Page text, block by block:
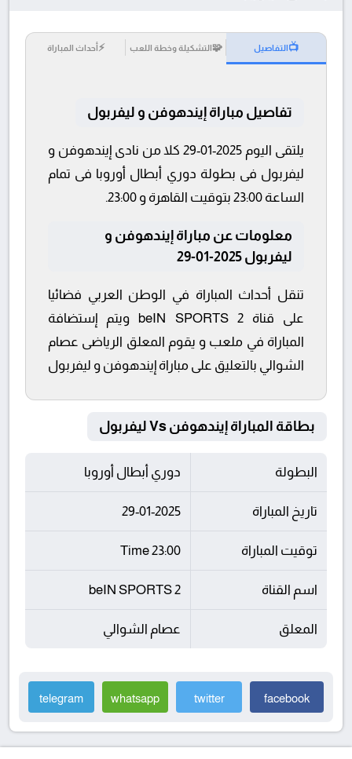
📺التفاصيل 🧩التشكيلة وخطة اللعب ⚡أحداث المباراة
تفاصيل مباراة إيندهوفن و ليفربول
يلتقى اليوم 2025-01-29 كلا من نادى إيندهوفن و
ليفربول فى بطولة دوري أبطال أوروبا فى تمام
الساعة 23:00 بتوقيت القاهرة و 23:00.
معلومات عن مباراة إيندهوفن و
ليفربول 2025-01-29
تنقل أحداث المباراة في الوطن العربي فضائيا
على قناة beIN SPORTS 2 ويتم إستضافة
المباراة في ملعب و يقوم المعلق الرياضى عصام
الشوالي بالتعليق على مباراة إيندهوفن و ليفربول
بطاقة المباراة إيندهوفن Vs ليفربول
البطولة دوري أبطال أوروبا
تاريخ المباراة 29-01-2025
توقيت المباراة 23:00 Time
اسم القناة beIN SPORTS 2
المعلق عصام الشوالي
facebook
twitter
whatsapp
telegram